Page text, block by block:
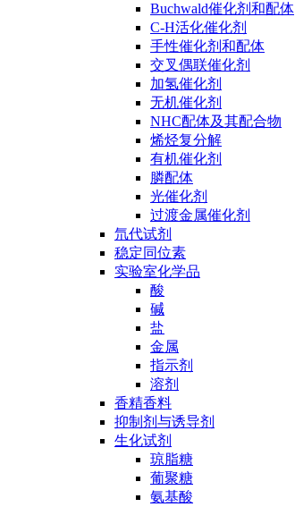
Buchwald催化剂和配体
C-H活化催化剂
手性催化剂和配体
交叉偶联催化剂
加氢催化剂
无机催化剂
NHC配体及其配合物
烯烃复分解
有机催化剂
膦配体
光催化剂
过渡金属催化剂
氘代试剂
稳定同位素
实验室化学品
酸
碱
盐
金属
指示剂
溶剂
香精香料
抑制剂与诱导剂
生化试剂
琼脂糖
葡聚糖
氨基酸